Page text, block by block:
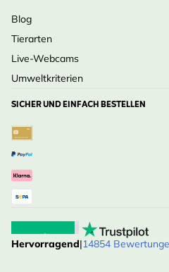
Blog
Tierarten
Live-Webcams
Umweltkriterien
SICHER UND EINFACH BESTELLEN
Hervorragend|14854